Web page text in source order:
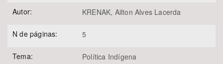
Autor: KRENAK, Ailton Alves Lacerda
N de páginas: 5
Tema: Política Indígena